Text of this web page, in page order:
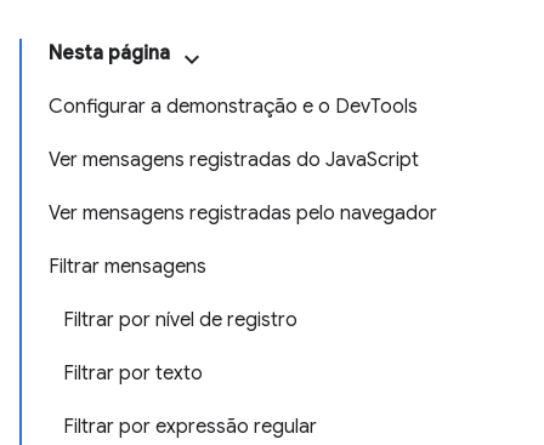
Nesta página
Configurar a demonstração e o DevTools
Ver mensagens registradas do JavaScript
Ver mensagens registradas pelo navegador
Filtrar mensagens
Filtrar por nível de registro
Filtrar por texto
Filtrar por expressão regular